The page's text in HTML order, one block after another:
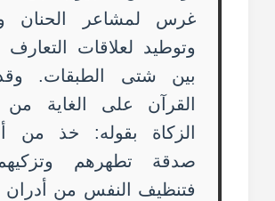
غرس لمشاعر الحنان
وتوطيد لعلاقات التعارف
بين شتى الطبقات.
القرآن على الغاية من
الزكاة بقوله: خذ من
صدقة تطهرهم
فتنظيف النفس من أدران